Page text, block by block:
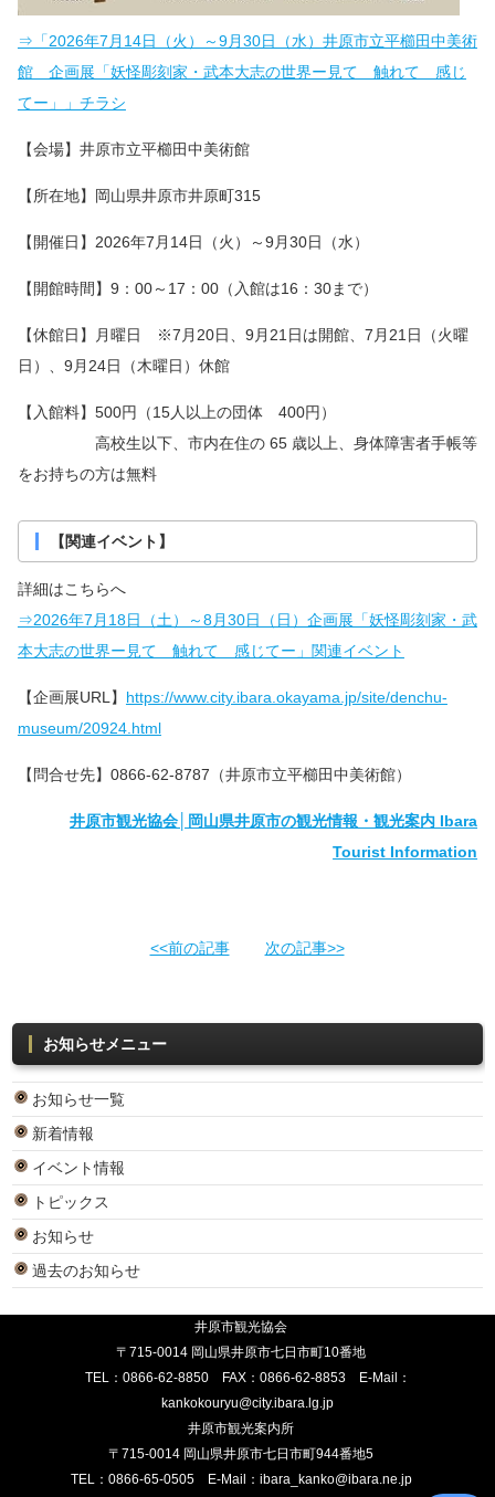
⇒「2026年7月14日（火）～9月30日（水）井原市立平櫛田中美術
館 企画展「妖怪彫刻家・武本大志の世界ー見て 触れて 感じ
てー」」チラシ
【会場】井原市立平櫛田中美術館
【所在地】岡山県井原市井原町315
【開催日】2026年7月14日（火）～9月30日（水）
【開館時間】9：00～17：00（入館は16：30まで）
【休館日】月曜日 ※7月20日、9月21日は開館、7月21日（火曜
日）、9月24日（木曜日）休館
【入館料】500円（15人以上の団体 400円）
高校生以下、市内在住の 65 歳以上、身体障害者手帳等
をお持ちの方は無料
【関連イベント】
詳細はこちらへ
⇒2026年7月18日（土）～8月30日（日）企画展「妖怪彫刻家・武
本大志の世界ー見て 触れて 感じてー」関連イベント
【企画展URL】 https://www.city.ibara.okayama.jp/site/denchu-
museum/20924.html
【問合せ先】0866-62-8787（井原市立平櫛田中美術館）
井原市観光協会│岡山県井原市の観光情報・観光案内 Ibara
Tourist Information
<<前の記事 次の記事>>
お知らせメニュー
お知らせ一覧
新着情報
イベント情報
トピックス
お知らせ
過去のお知らせ
井原市観光協会
〒715-0014 岡山県井原市七日市町10番地
TEL： 0866-62-8850FAX：0866-62-8853 E-Mail：
kankokouryu@city.ibara.lg.jp
井原市観光案内所
〒715-0014 岡山県井原市七日市町944番地5
TEL： 0866-65-0505E-Mail： ibara_kanko@ibara.ne.jp